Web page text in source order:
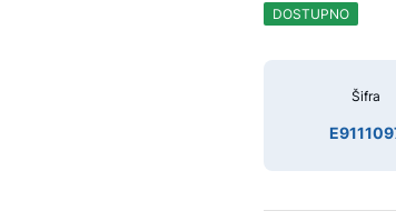
DOSTUPNO
Šifra